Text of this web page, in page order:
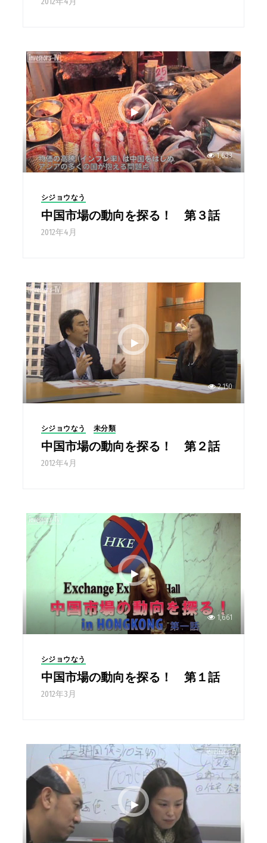
1,633
シジョウなう
中国市場の動向を探る！ 第３話
2012年4月
2,150
シジョウなう 未分類
中国市場の動向を探る！ 第２話
2012年4月
1,661
シジョウなう
中国市場の動向を探る！ 第１話
2012年3月